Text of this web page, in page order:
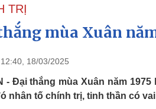
nhân sự
sự thật
Dự báo thời tiết
Biển đảo
TRỊ
mùa Xuân
18/03/2025
- Đại thắng mùa Xuân năm
nhân tố chính trị, tinh thần có